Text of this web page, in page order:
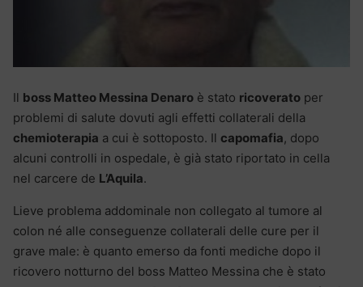
Il boss Matteo Messina Denaro è stato ricoverato per
problemi di salute dovuti agli effetti collaterali della
chemioterapia a cui è sottoposto. Il capomafia, dopo
alcuni controlli in ospedale, è già stato riportato in cella
nel carcere de L’Aquila.
Lieve problema addominale non collegato al tumore al
colon né alle conseguenze collaterali delle cure per il
grave male: è quanto emerso da fonti mediche dopo il
ricovero notturno del boss Matteo Messina che è stato